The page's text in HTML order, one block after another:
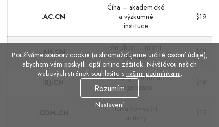
.AC.CN
Čína – akademické
a výzkumné
instituce
$19
.AH.CN
subjekty
$19
Peking – firmy a
organizace
Čína komerční
Používáme soubory cookie (a shromažďujeme určité osobní údaje),
abychom vám poskytli lepší online zážitek. Návštěvou našich
webových stránek souhlasíte s našimi podmínkami.
Rozumím
Nastavení